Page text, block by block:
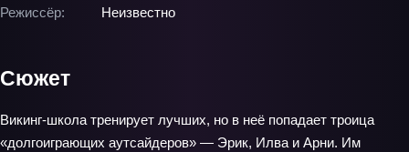
Режиссёр: Неизвестно
Сюжет
Викинг‑школа тренирует лучших, но в неё попадает троица
«долгоиграющих аутсайдеров» — Эрик, Илва и Арни. Им